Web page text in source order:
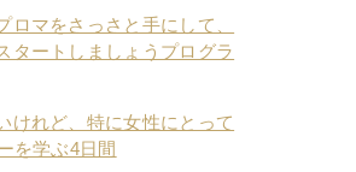
ロマをさっさと手にして、
タートしましょうプログラ
けれど、特に女性にとって
を学ぶ4日間